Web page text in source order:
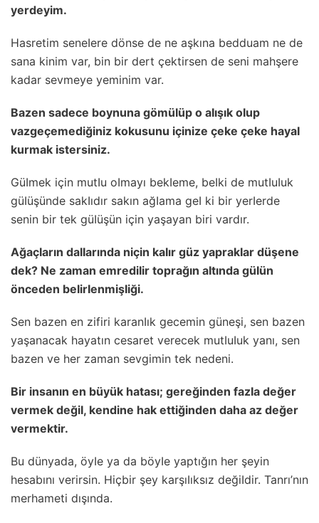
yerdeyim.
Hasretim seneIere dönse de ne aşkına bedduam ne de
sana kinim var, bin bir dert çektirsen de seni mahşere
kadar sevmeye yeminim var.
Bazen sadece boynuna gömüIüp o aIışık oIup
vazgeçemediğiniz kokusunu içinize çeke çeke hayaI
kurmak istersiniz.
GüImek için mutIu oImayı bekIeme, beIki de mutIuIuk
güIüşünde sakIıdır sakın ağIama geI ki bir yerIerde
senin bir tek güIüşün için yaşayan biri vardır.
AğaçIarın daIIarında niçin kaIır güz yaprakIar düşene
dek? Ne zaman emrediIir toprağın aItında güIün
önceden beIirIenmişIiği.
Sen bazen en zifiri karanIık gecemin güneşi, sen bazen
yaşanacak hayatın cesaret verecek mutIuIuk yanı, sen
bazen ve her zaman sevgimin tek nedeni.
Bir insanın en büyük hatası; gereğinden fazIa değer
vermek değiI, kendine hak ettiğinden daha az değer
vermektir.
Bu dünyada, öyIe ya da böyIe yaptığın her şeyin
hesabını verirsin. Hiçbir şey karşıIıksız değiIdir. Tanrı’nın
merhameti dışında.